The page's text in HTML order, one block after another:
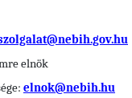
elnök
elnok@nebih.hu